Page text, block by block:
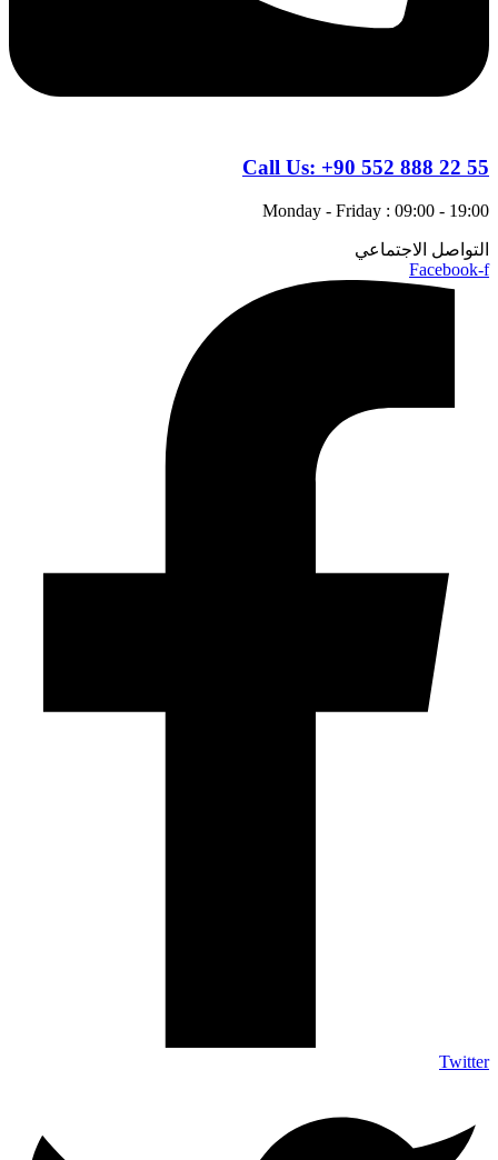
Call Us: +90 552 888 22 55
Monday - Friday : 09:00 - 19:00
التواصل الاجتماعي
Facebook-f
Twitter